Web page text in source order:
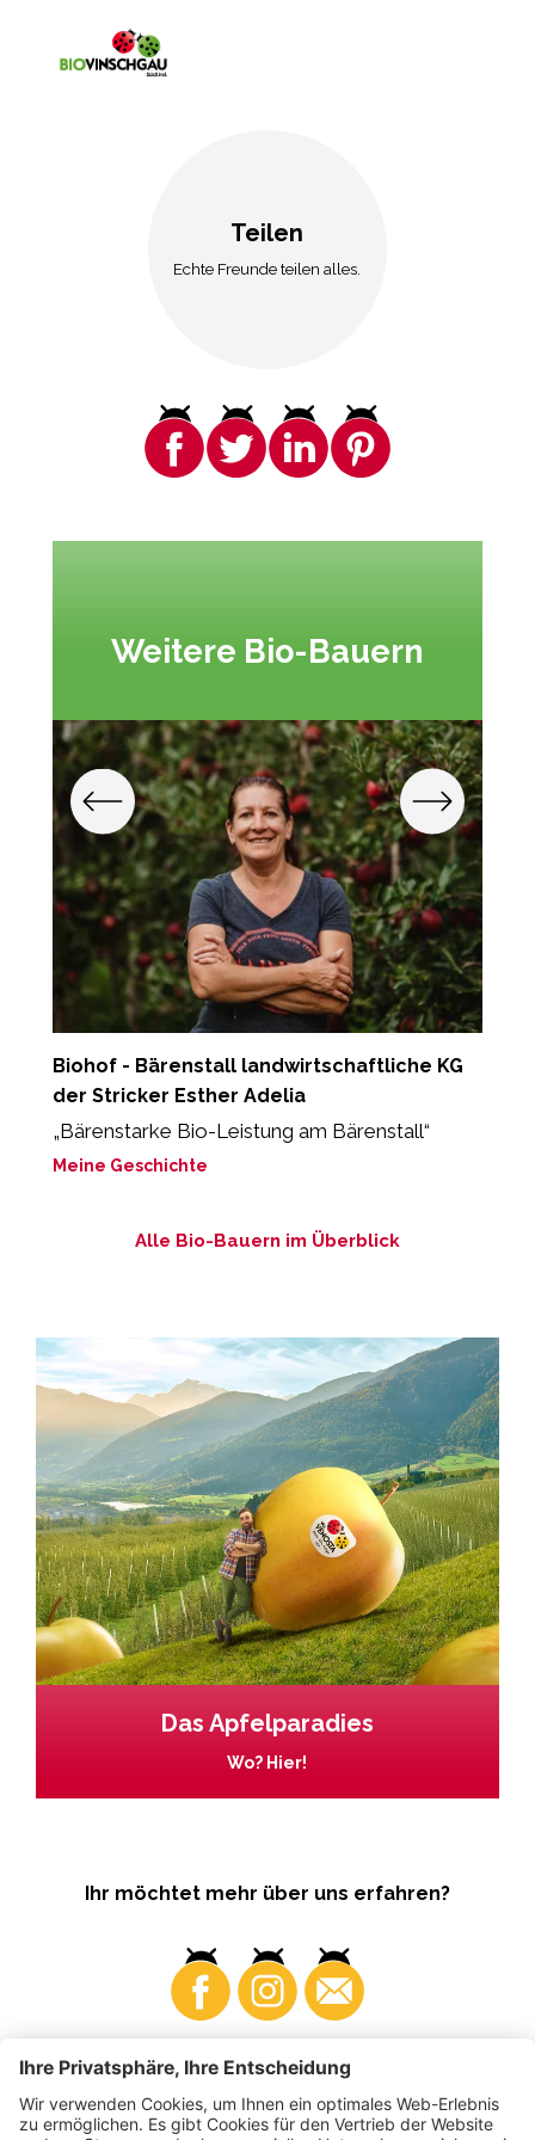
Teilen
Echte Freunde teilen alles.
Weitere Bio-Bauern
Biohof - Bärenstall landwirtschaftliche KG
der Stricker Esther Adelia
„Bärenstarke Bio-Leistung am Bärenstall“
Meine Geschichte
Alle Bio-Bauern im Überblick
Das Apfelparadies
Wo? Hier!
Ihr möchtet mehr über uns erfahren?
Business Produzenten